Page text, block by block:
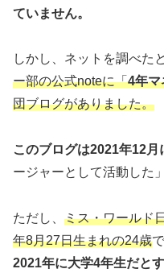
ていません。
しかし、ネットを調べた
ー部の公式noteに「4年マ
団ブログがありました。
このブログは2021年12月
ージャーとして活動した
ただし、 ミス・ワールド
年8月27日生まれの24歳
2021年に大学4年生だと